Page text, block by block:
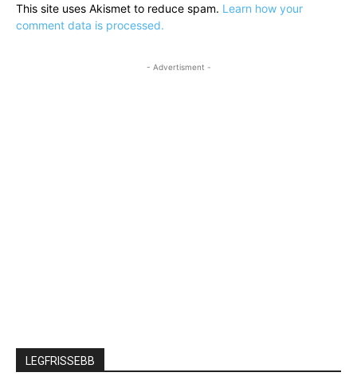
This site uses Akismet to reduce spam. Learn how your
comment data is processed.
- Advertisment -
LEGFRISSEBB